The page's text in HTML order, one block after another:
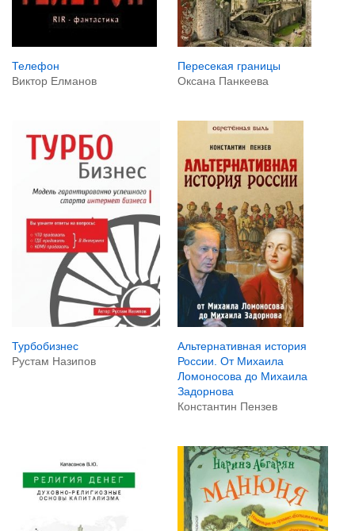
Телефон
Виктор Елманов
Пересекая границы
Оксана Панкеева
Турбобизнес
Рустам Назипов
Альтернативная история
России. От Михаила
Ломоносова до Михаила
Задорнова
Константин Пензев